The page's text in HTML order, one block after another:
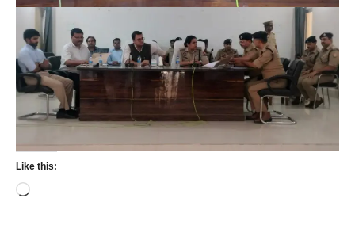
Like this:
Loading…